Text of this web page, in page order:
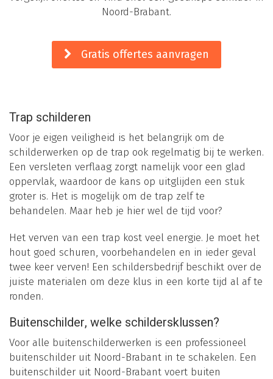
Noord-Brabant.
Gratis offertes aanvragen
Trap schilderen
Voor je eigen veiligheid is het belangrijk om de
schilderwerken op de trap ook regelmatig bij te werken.
Een versleten verflaag zorgt namelijk voor een glad
oppervlak, waardoor de kans op uitglijden een stuk
groter is. Het is mogelijk om de trap zelf te
behandelen. Maar heb je hier wel de tijd voor?
Het verven van een trap kost veel energie. Je moet het
hout goed schuren, voorbehandelen en in ieder geval
twee keer verven! Een schildersbedrijf beschikt over de
juiste materialen om deze klus in een korte tijd al af te
ronden.
Buitenschilder, welke schildersklussen?
Voor alle buitenschilderwerken is een professioneel
buitenschilder uit Noord-Brabant in te schakelen. Een
buitenschilder uit Noord-Brabant voert buiten